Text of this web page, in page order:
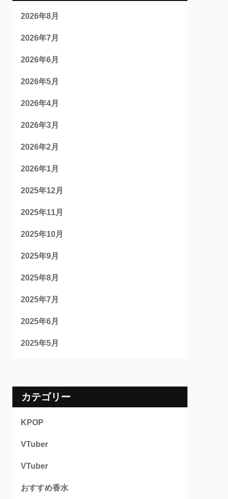
2026年8月
2026年7月
2026年6月
2026年5月
2026年4月
2026年3月
2026年2月
2026年1月
2025年12月
2025年11月
2025年10月
2025年9月
2025年8月
2025年7月
2025年6月
2025年5月
カテゴリー
KPOP
VTuber
VTuber
おすすめ香水